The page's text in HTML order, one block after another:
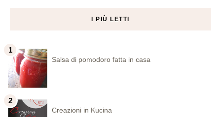
I PIÙ LETTI
Salsa di pomodoro fatta in casa
Creazioni in Kucina